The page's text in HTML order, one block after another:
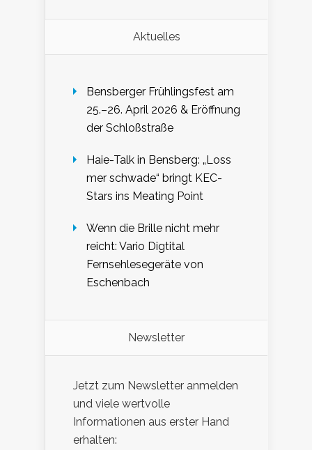
Aktuelles
Bensberger Frühlingsfest am
25.–26. April 2026 & Eröffnung
der Schloßstraße
Haie-Talk in Bensberg: „Loss
mer schwade“ bringt KEC-
Stars ins Meating Point
Wenn die Brille nicht mehr
reicht: Vario Digtital
Fernsehlesegeräte von
Eschenbach
Newsletter
Jetzt zum Newsletter anmelden
und viele wertvolle
Informationen aus erster Hand
erhalten: